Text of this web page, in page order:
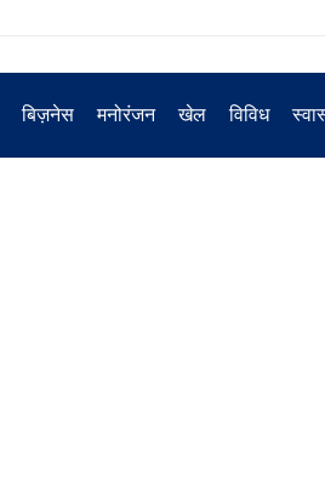
बिज़नेस मनोरंजन खेल विविध